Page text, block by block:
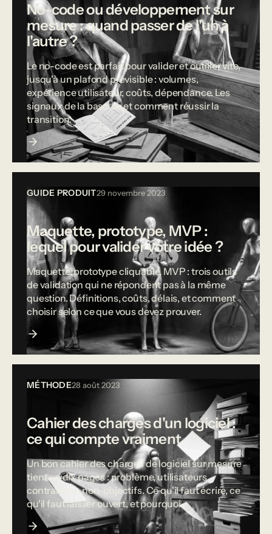
No-code ou développement sur
mesure : quand passer de l'un à
l'autre ?
Le no-code est parfait pour valider et outiller vite,
jusqu'à un plafond prévisible : volumes,
expérience utilisateur, coûts, dépendance. Les
signaux de la bascule et comment réussir la
transition.
GUIDE PRODUIT29 novembre 2023
Maquette, prototype, MVP :
lequel pour valider votre idée ?
Maquette, prototype cliquable, MVP : trois outils
de validation qui ne répondent pas à la même
question. Définitions, coûts, délais, et comment
choisir selon ce que vous devez prouver.
MÉTHODE28 août 2023
Cahier des charges d'un logiciel :
ce qui compte vraiment
Un bon cahier des charges de logiciel sur mesure
tient en dix pages : problème, utilisateurs,
contraintes, non-objectifs. Ce qu'il faut écrire, ce
qu'il faut laisser ouvert, et pourquoi.